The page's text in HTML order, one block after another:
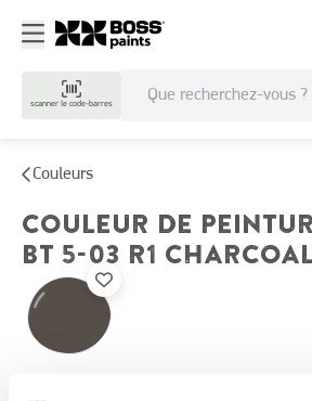
scanner le code-barres
Couleurs
COULEUR DE
BT 5-03 R1 CHARCOAL